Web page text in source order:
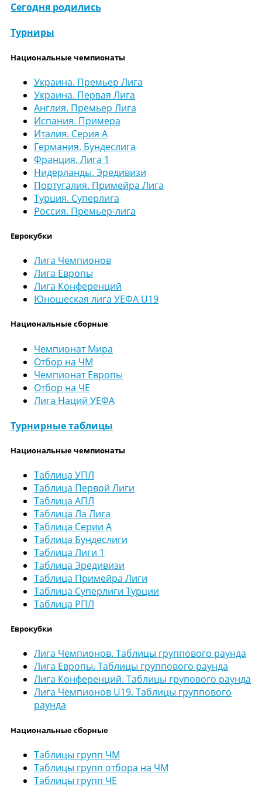
Сегодня родились
Турниры
Национальные чемпионаты
Украина. Премьер Лига
Украина. Первая Лига
Англия. Премьер Лига
Испания. Примера
Италия. Серия А
Германия. Бундеслига
Франция. Лига 1
Нидерланды. Эредивизи
Португалия. Примейра Лига
Турция. Суперлига
Россия. Премьер-лига
Еврокубки
Лига Чемпионов
Лига Европы
Лига Конференций
Юношеская лига УЕФА U19
Национальные сборные
Чемпионат Мира
Отбор на ЧМ
Чемпионат Европы
Отбор на ЧЕ
Лига Наций УЕФА
Турнирные таблицы
Национальные чемпионаты
Таблица УПЛ
Таблица Первой Лиги
Таблица АПЛ
Таблица Ла Лига
Таблица Серии А
Таблица Бундеслиги
Таблица Лиги 1
Таблица Эредивизи
Таблица Примейра Лиги
Таблица Суперлиги Турции
Таблица РПЛ
Еврокубки
Лига Чемпионов. Таблицы группового раунда
Лига Европы. Таблицы группового раунда
Лига Конференций. Таблицы групового раунда
Лига Чемпионов U19. Таблицы группового
раунда
Национальные сборные
Таблицы групп ЧМ
Таблицы групп отбора на ЧМ
Таблицы групп ЧЕ